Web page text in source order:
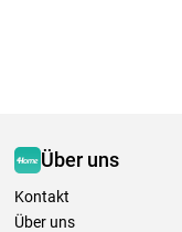
Über uns
Kontakt
Über uns